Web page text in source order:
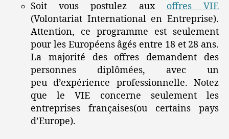
Soit vous postulez aux offres VIE
(Volontariat International en Entreprise).
Attention, ce programme est seulement
pour les Européens âgés entre 18 et 28 ans.
La majorité des offres demandent des
personnes diplômées, avec un
peu d’expérience professionnelle. Notez
que le VIE concerne seulement les
entreprises françaises(ou certains pays
d’Europe).